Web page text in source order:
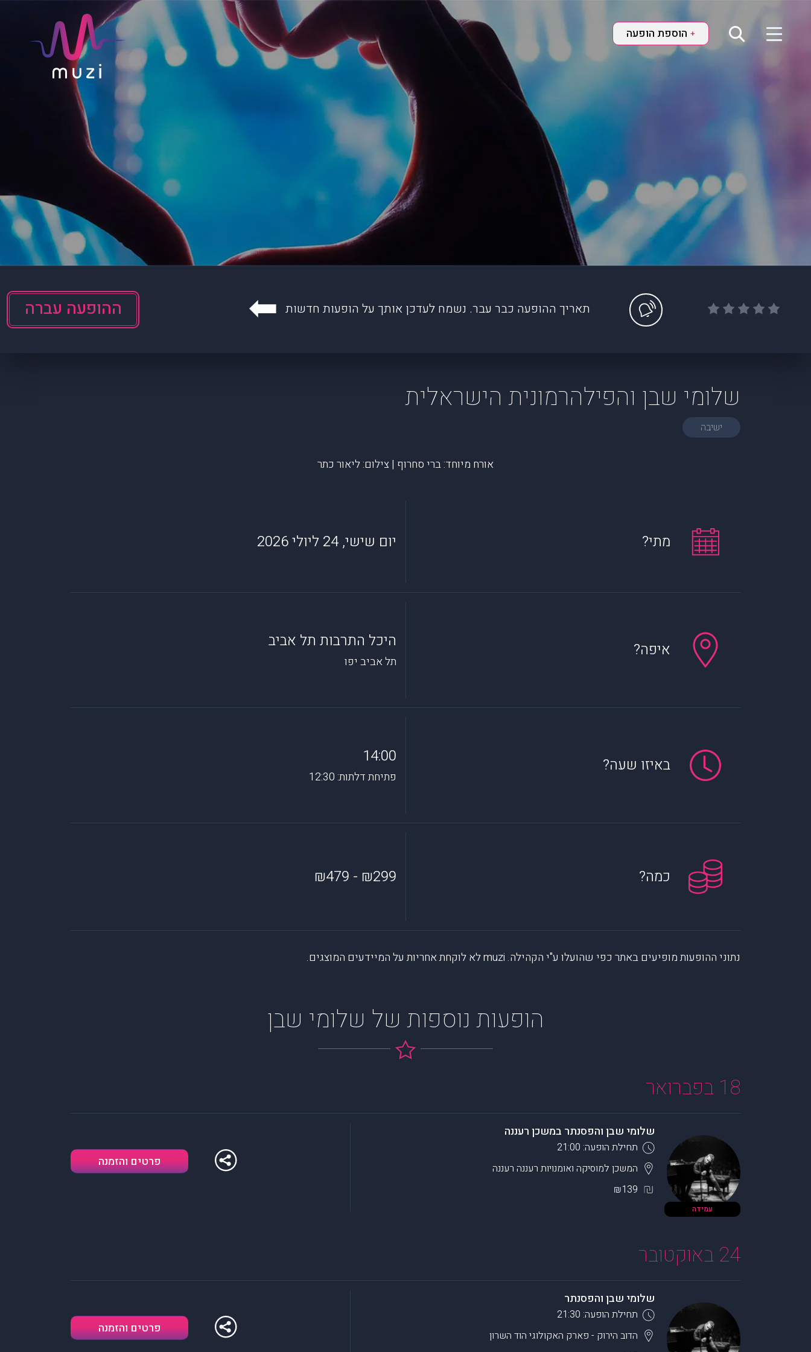
+ הוספת הופעה
תאריך ההופעה כבר עבר. נשמח לעדכן אותך על הופעות חדשות ההופעה עברה
שלומי שבן והפילהרמונית הישראלית
ישיבה
אורח מיוחד: ברי סחרוף | צילום: ליאור כתר
מתי? יום שישי, 24 ליולי 2026
איפה? היכל התרבות תל אביב
תל אביב יפו
באיזו שעה? 14:00
פתיחת דלתות: 12:30
כמה? ₪299 - ₪479
נתוני ההופעות מופיעים באתר כפי שהועלו ע"י הקהילה. muzi לא לוקחת אחריות על המיידעים המוצגים.
הופעות נוספות של שלומי שבן
18 בפברואר
עמידה
שלומי שבן והפסנתר במשכן רעננה
תחילת הופעה: 21:00
המשכן למוסיקה ואומנויות רעננה רעננה
₪139
פרטים והזמנה
24 באוקטובר
שלומי שבן והפסנתר
תחילת הופעה: 21:30
הדוב הירוק - פארק האקולוגי הוד השרון
פרטים והזמנה